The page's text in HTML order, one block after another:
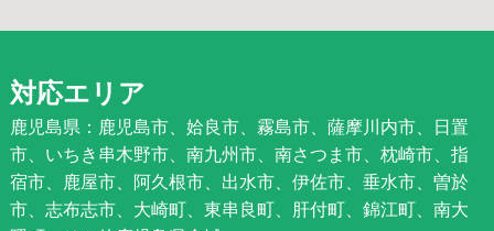
対応エリア
鹿児島県：鹿児島市、姶良市、霧島市、薩摩川内市、日置
市、いちき串木野市、南九州市、南さつま市、枕崎市、指
宿市、鹿屋市、阿久根市、出水市、伊佐市、垂水市、曽於
市、志布志市、大崎町、東串良町、肝付町、錦江町、南大